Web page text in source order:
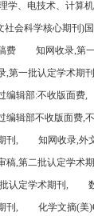
学、电技术、计算
会科学核心期刊)
费
知网收录,第
,第一批认定学术期刊
编辑部:不收版面费,
编辑部不收版面费,
刊,
知网收录,外
稿,第二批认定学术
认定学术期刊,
刊,
化学文摘(美